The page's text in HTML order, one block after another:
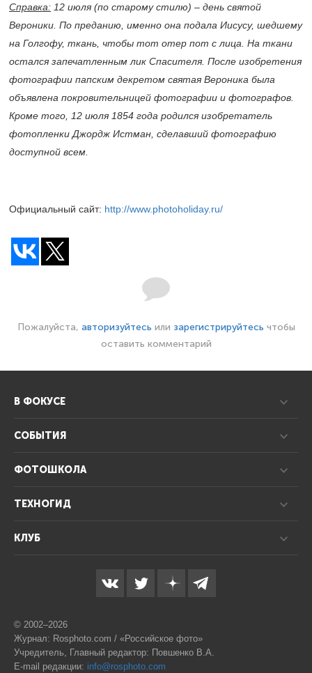
Справка: 12 июля (по старому стилю) – день святой
Вероники. По преданию, именно она подала Иисусу, шедшему
на Голгофу, ткань, чтобы тот отер пот с лица. На ткани
остался запечатленным лик Спасителя. После изобретения
фотографии папским декретом святая Вероника была
объявлена покровительницей фотографии и фотографов.
Кроме того, 12 июля 1854 года родился изобретатель
фотопленки Джордж Истман, сделавший фотографию
доступной всем.
Официальный сайт: http://www.photoholiday.ru/
Пожалуйста, авторизуйтесь или зарегистрируйтесь чтобы
оставить комментарий
В ФОКУСЕ
СОБЫТИЯ
ФОТОШКОЛА
ТЕХНОГИД
КЛУБ
© 2002–2026
Журнал: Rosphoto.com / «Российское фото»
Учредитель, Главный редактор: Повшенко В.А.
E-mail редакции: info@rosphoto.com